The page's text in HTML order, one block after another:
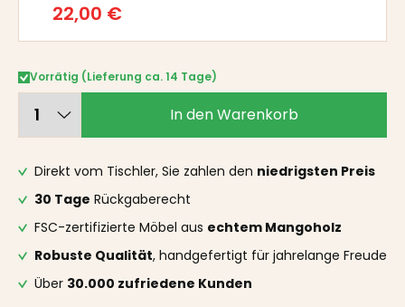
22,00 €
Vorrätig (Lieferung ca. 14 Tage)
In den Warenkorb
Direkt vom Tischler, Sie zahlen den niedrigsten Preis
30 Tage Rückgaberecht
FSC-zertifizierte Möbel aus echtem Mangoholz
Robuste Qualität, handgefertigt für jahrelange Freude
Über 30.000 zufriedene Kunden